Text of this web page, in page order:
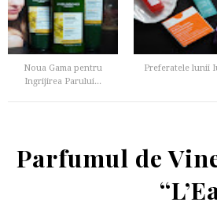
Noua Gama pentru
Ingrijirea Parului...
Preferatele lunii
Parfumul de